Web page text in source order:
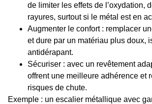
de limiter les effets de l’oxydation,
rayures, surtout si le métal est en
Augmenter le confort: remplacer
et dure par un matériau plus doux,
antidérapant.
Sécuriser : avec un revêtement
offrent une meilleure adhérence et
risques de chute.
Exemple : un escalier métallique avec